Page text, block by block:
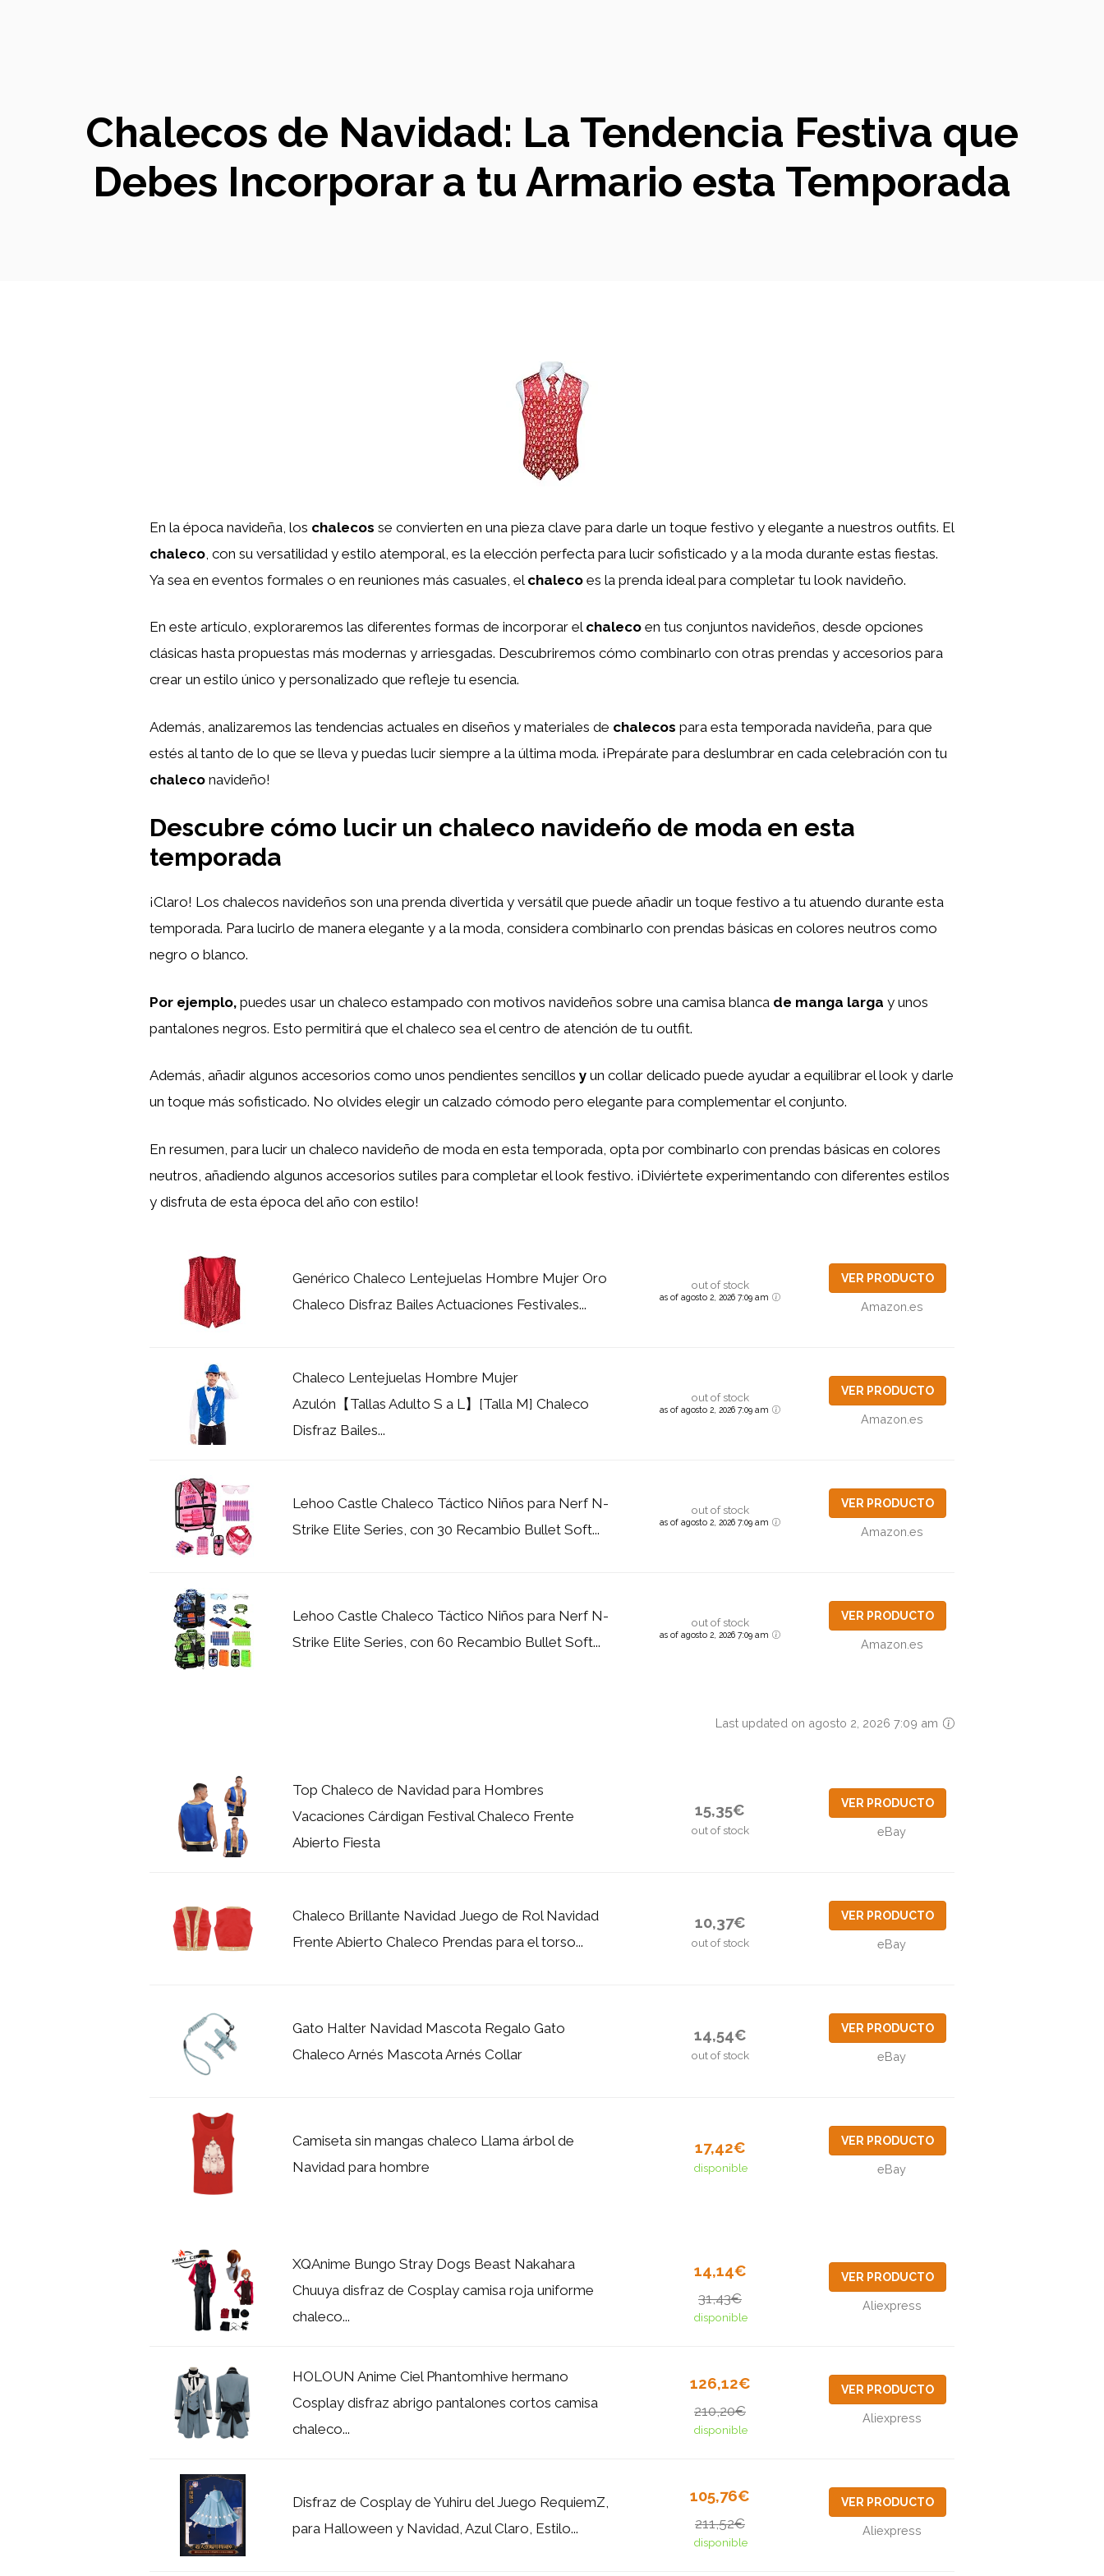
Chalecos de Navidad: La Tendencia Festiva que
Debes Incorporar a tu Armario esta Temporada
En la época navideña, los chalecos se convierten en una pieza clave para darle un toque festivo y elegante a nuestros outfits. El
chaleco , con su versatilidad y estilo atemporal, es la elección perfecta para lucir sofisticado y a la moda durante estas fiestas.
Ya sea en eventos formales o en reuniones más casuales, el chaleco es la prenda ideal para completar tu look navideño.
En este artículo, exploraremos las diferentes formas de incorporar el chaleco en tus conjuntos navideños, desde opciones
clásicas hasta propuestas más modernas y arriesgadas. Descubriremos cómo combinarlo con otras prendas y accesorios para
crear un estilo único y personalizado que refleje tu esencia.
Además, analizaremos las tendencias actuales en diseños y materiales de chalecos para esta temporada navideña, para que
estés al tanto de lo que se lleva y puedas lucir siempre a la última moda. ¡Prepárate para deslumbrar en cada celebración con tu
chaleco navideño!
Descubre cómo lucir un chaleco navideño de moda en esta
temporada
¡Claro! Los chalecos navideños son una prenda divertida y versátil que puede añadir un toque festivo a tu atuendo durante esta
temporada. Para lucirlo de manera elegante y a la moda, considera combinarlo con prendas básicas en colores neutros como
negro o blanco.
Por ejemplo, puedes usar un chaleco estampado con motivos navideños sobre una camisa blanca de manga larga y unos
pantalones negros. Esto permitirá que el chaleco sea el centro de atención de tu outfit.
Además, añadir algunos accesorios como unos pendientes sencillos y un collar delicado puede ayudar a equilibrar el look y darle
un toque más sofisticado. No olvides elegir un calzado cómodo pero elegante para complementar el conjunto.
En resumen, para lucir un chaleco navideño de moda en esta temporada, opta por combinarlo con prendas básicas en colores
neutros, añadiendo algunos accesorios sutiles para completar el look festivo. ¡Diviértete experimentando con diferentes estilos
y disfruta de esta época del año con estilo!
Genérico Chaleco Lentejuelas Hombre Mujer Oro
Chaleco Disfraz Bailes Actuaciones Festivales...
out of stock
as of agosto 2, 2026 7:09 am
VER PRODUCTO
Amazon.es
Chaleco Lentejuelas Hombre Mujer
Azulón【Tallas Adulto S a L】[Talla M] Chaleco
Disfraz Bailes...
out of stock
as of agosto 2, 2026 7:09 am
VER PRODUCTO
Amazon.es
Lehoo Castle Chaleco Táctico Niños para Nerf N-
Strike Elite Series, con 30 Recambio Bullet Soft...
out of stock
as of agosto 2, 2026 7:09 am
VER PRODUCTO
Amazon.es
Lehoo Castle Chaleco Táctico Niños para Nerf N-
Strike Elite Series, con 60 Recambio Bullet Soft...
out of stock
as of agosto 2, 2026 7:09 am
VER PRODUCTO
Amazon.es
Last updated on agosto 2, 2026 7:09 am
Top Chaleco de Navidad para Hombres
Vacaciones Cárdigan Festival Chaleco Frente
Abierto Fiesta
15,35€
out of stock
VER PRODUCTO
eBay
Chaleco Brillante Navidad Juego de Rol Navidad
Frente Abierto Chaleco Prendas para el torso...
10,37€
out of stock
VER PRODUCTO
eBay
Gato Halter Navidad Mascota Regalo Gato
Chaleco Arnés Mascota Arnés Collar
14,54€
out of stock
VER PRODUCTO
eBay
Camiseta sin mangas chaleco Llama árbol de
Navidad para hombre
17,42€
disponible
VER PRODUCTO
eBay
XQAnime Bungo Stray Dogs Beast Nakahara
Chuuya disfraz de Cosplay camisa roja uniforme
chaleco...
14,14€
31,43€
disponible
VER PRODUCTO
Aliexpress
HOLOUN Anime Ciel Phantomhive hermano
Cosplay disfraz abrigo pantalones cortos camisa
chaleco...
126,12€
210,20€
disponible
VER PRODUCTO
Aliexpress
Disfraz de Cosplay de Yuhiru del Juego RequiemZ,
para Halloween y Navidad, Azul Claro, Estilo...
105,76€
211,52€
disponible
VER PRODUCTO
Aliexpress